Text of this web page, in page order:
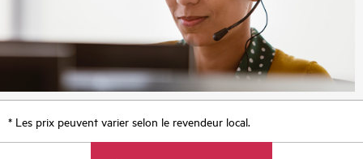
* Les prix peuvent varier selon le revendeur local.